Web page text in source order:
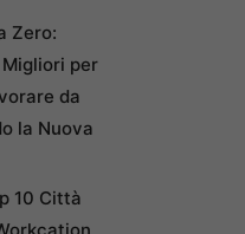
Zero:
per
da
la Nuova
10 Città